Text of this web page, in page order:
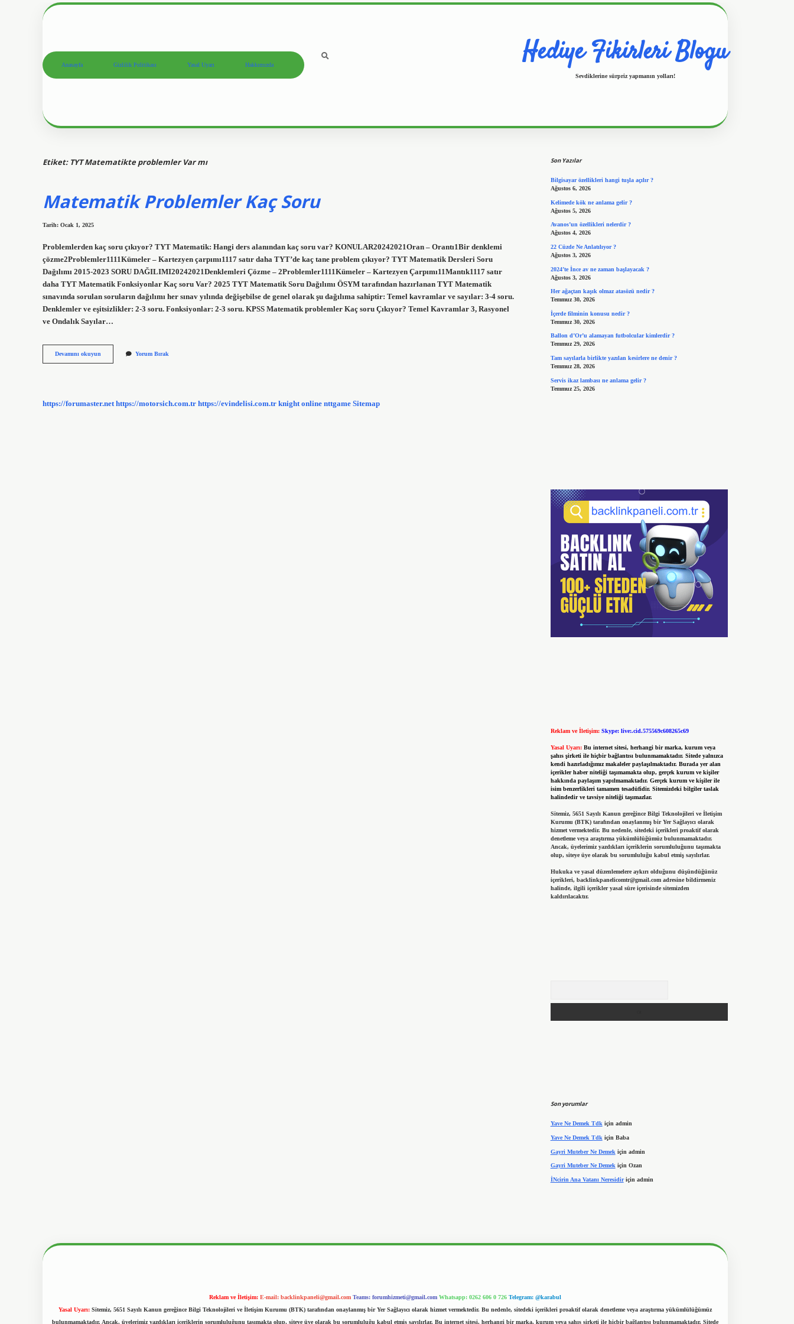
Anasayfa Gizlilik Politikası Yasal Uyarı Hakkımızda Hediye Fikirleri Blogu
Sevdiklerine sürpriz yapmanın yolları!
Etiket: TYT Matematikte problemler Var mı
Matematik Problemler Kaç Soru
Tarih: Ocak 1, 2025
Problemlerden kaç soru çıkıyor? TYT Matematik: Hangi ders alanından kaç soru var? KONULAR20242021Oran – Orantı1Bir denklemi
çözme2Problemler1111Kümeler – Kartezyen çarpımı1117 satır daha TYT’de kaç tane problem çıkıyor? TYT Matematik Dersleri Soru
Dağılımı 2015-2023 SORU DAĞILIMI20242021Denklemleri Çözme – 2Problemler1111Kümeler – Kartezyen Çarpımı11Mantık1117 satır
daha TYT Matematik Fonksiyonlar Kaç soru Var? 2025 TYT Matematik Soru Dağılımı ÖSYM tarafından hazırlanan TYT Matematik
sınavında sorulan soruların dağılımı her sınav yılında değişebilse de genel olarak şu dağılıma sahiptir: Temel kavramlar ve sayılar: 3-4 soru.
Denklemler ve eşitsizlikler: 2-3 soru. Fonksiyonlar: 2-3 soru. KPSS Matematik problemler Kaç soru Çıkıyor? Temel Kavramlar 3, Rasyonel
ve Ondalık Sayılar…
Devamını okuyun Matematik
Problemler
Yorum Bırak
https://forumaster.net https://motorsich.com.tr https://evindelisi.com.tr knight online nttgame Sitemap
Son Yazılar
Bilgisayar özellikleri hangi tuşla açılır ?
Ağustos 6, 2026
Kelimede kök ne anlama gelir ?
Ağustos 5, 2026
Avanos’un özellikleri nelerdir ?
Ağustos 4, 2026
22 Cüzde Ne Anlatılıyor ?
Ağustos 3, 2026
2024’te İnce av ne zaman başlayacak ?
Ağustos 3, 2026
Her ağaçtan kaşık olmaz atasözü nedir ?
Temmuz 30, 2026
İçerde filminin konusu nedir ?
Temmuz 30, 2026
Ballon d’Or’u alamayan futbolcular kimlerdir ?
Temmuz 29, 2026
Tam sayılarla birlikte yazılan kesirlere ne denir ?
Temmuz 28, 2026
Servis ikaz lambası ne anlama gelir ?
Temmuz 25, 2026
Reklam ve İletişim: Skype: live:.cid.575569c608265c69
Yasal Uyarı: Bu internet sitesi, herhangi bir marka, kurum veya
şahıs şirketi ile hiçbir bağlantısı bulunmamaktadır. Sitede yalnızca
kendi hazırladığımız makaleler paylaşılmaktadır. Burada yer alan
içerikler haber niteliği taşımamakta olup, gerçek kurum ve kişiler
hakkında paylaşım yapılmamaktadır. Gerçek kurum ve kişiler ile
isim benzerlikleri tamamen tesadüfidir. Sitemizdeki bilgiler taslak
halindedir ve tavsiye niteliği taşımazlar.
Sitemiz, 5651 Sayılı Kanun gereğince Bilgi Teknolojileri ve İletişim
Kurumu (BTK) tarafından onaylanmış bir Yer Sağlayıcı olarak
hizmet vermektedir. Bu nedenle, sitedeki içerikleri proaktif olarak
denetleme veya araştırma yükümlülüğümüz bulunmamaktadır.
Ancak, üyelerimiz yazdıkları içeriklerin sorumluluğunu taşımakta
olup, siteye üye olarak bu sorumluluğu kabul etmiş sayılırlar.
Hukuka ve yasal düzenlemelere aykırı olduğunu düşündüğünüz
içerikleri, backlinkpanelicomtr@gmail.comadresine bildirmeniz
halinde, ilgili içerikler yasal süre içerisinde sitemizden
kaldırılacaktır.
Son yorumlar
Yave Ne Demek Tdkiçin admin
Yave Ne Demek Tdk için Baba
Gayri Muteber Ne Demek için admin
Gayri Muteber Ne Demek için Ozan
İNcirin Ana Vatanı Neresidiriçin admin
Reklam ve İletişim: E-mail: backlinkpaneli@gmail.com Teams: forumhizmeti@gmail.com Whatsapp: 0262 606 0 726 Telegram: @karabul
Yasal Uyarı: Sitemiz, 5651 Sayılı Kanun gereğince Bilgi Teknolojileri ve İletişim Kurumu (BTK) tarafından onaylanmış bir Yer Sağlayıcı olarak hizmet vermektedir. Bu nedenle, sitedeki içerikleri proaktif olarak denetleme veya araştırma yükümlülüğümüz
bulunmamaktadır. Ancak, üyelerimiz yazdıkları içeriklerin sorumluluğunu taşımakta olup, siteye üye olarak bu sorumluluğu kabul etmiş sayılırlar. Bu internet sitesi, herhangi bir marka, kurum veya şahıs şirketi ile hiçbir bağlantısı bulunmamaktadır. Sitede